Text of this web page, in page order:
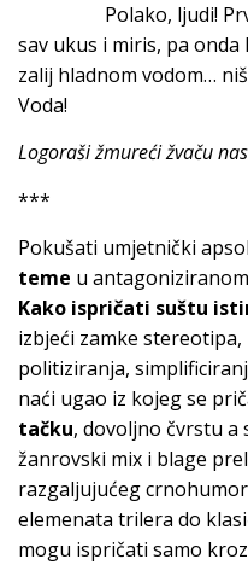
Polako, ljudi! Prvo
sav ukus i miris, pa
zalij hladnom vodom…
Voda!
Logoraši žmureći žvaču
***
Pokušati umjetnički
teme u
Kako ispričati suštu
izbjeći zamke
politiziranja,
naći ugao iz kojeg se
tačku, dovoljno čvrstu a
žanrovski mix i blage
razgaljujućeg
elemenata trilera do
mogu ispričati samo